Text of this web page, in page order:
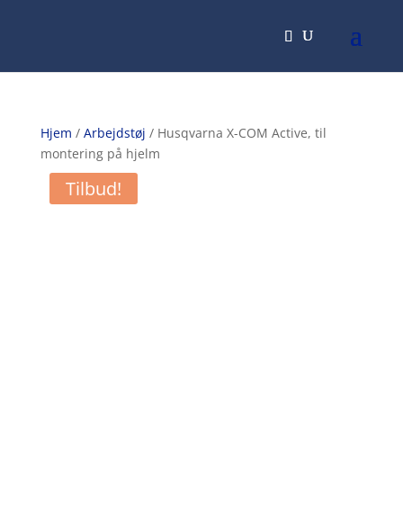
Hjem / Arbejdstøj / Husqvarna X-COM Active, til
montering på hjelm
Tilbud!